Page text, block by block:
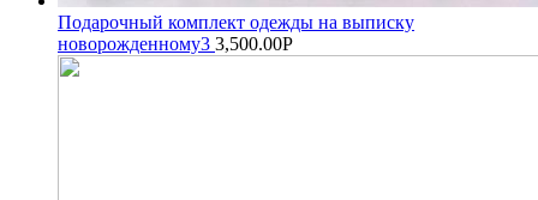
Подарочный комплект одежды на выписку
новорожденному3 3,500.00Р